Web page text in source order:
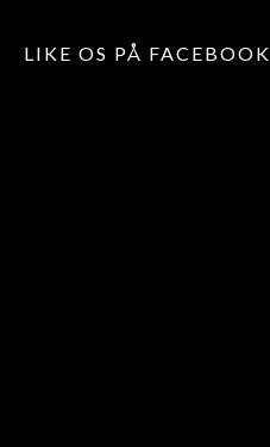
LIKE OS PÅ FACEBOOK